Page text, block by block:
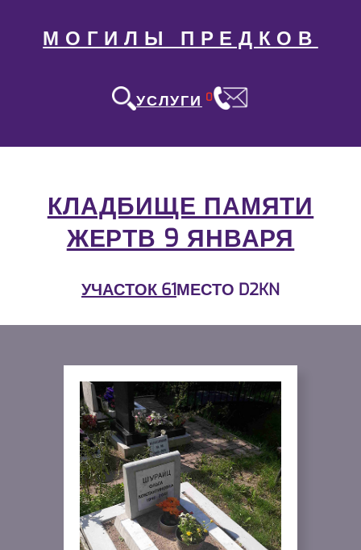
МОГИЛЫ ПРЕДКОВ
УСЛУГИ 0
КЛАДБИЩЕ ПАМЯТИ
ЖЕРТВ 9 ЯНВАРЯ
УЧАСТОК 61МЕСТО D2KN